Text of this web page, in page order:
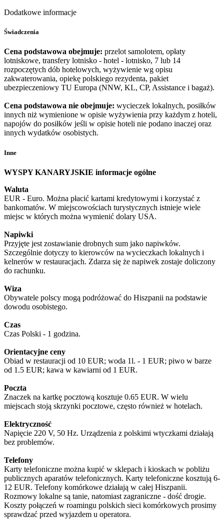
Dodatkowe informacje
Świadczenia
Cena podstawowa obejmuje: przelot samolotem, opłaty
lotniskowe, transfery lotnisko - hotel - lotnisko, 7 lub 14
rozpoczętych dób hotelowych, wyżywienie wg opisu
zakwaterowania, opiekę polskiego rezydenta, pakiet
ubezpieczeniowy TU Europa (NNW, KL, CP, Assistance i bagaż).
Cena podstawowa nie obejmuje: wycieczek lokalnych, posiłków
innych niż wymienione w opisie wyżywienia przy każdym z hoteli,
napojów do posiłków jeśli w opisie hoteli nie podano inaczej oraz
innych wydatków osobistych.
Inne
WYSPY KANARYJSKIE informacje ogólne
Waluta
EUR - Euro. Można płacić kartami kredytowymi i korzystać z
bankomatów. W miejscowościach turystycznych istnieje wiele
miejsc w których można wymienić dolary USA.
Napiwki
Przyjęte jest zostawianie drobnych sum jako napiwków.
Szczególnie dotyczy to kierowców na wycieczkach lokalnych i
kelnerów w restauracjach. Zdarza się że napiwek zostaje doliczony
do rachunku.
Wiza
Obywatele polscy mogą podróżować do Hiszpanii na podstawie
dowodu osobistego.
Czas
Czas Polski - 1 godzina.
Orientacyjne ceny
Obiad w restauracji od 10 EUR; woda 1l. - 1 EUR; piwo w barze
od 1.5 EUR; kawa w kawiarni od 1 EUR.
Poczta
Znaczek na kartkę pocztową kosztuje 0.65 EUR. W wielu
miejscach stoją skrzynki pocztowe, często również w hotelach.
Elektryczność
Napięcie 220 V, 50 Hz. Urządzenia z polskimi wtyczkami działają
bez problemów.
Telefony
Karty telefoniczne można kupić w sklepach i kioskach w pobliżu
publicznych aparatów telefonicznych. Karty telefoniczne kosztują 6-
12 EUR. Telefony komórkowe działają w całej Hiszpanii.
Rozmowy lokalne są tanie, natomiast zagraniczne - dość drogie.
Koszty połączeń w roamingu polskich sieci komórkowych prosimy
sprawdzać przed wyjazdem u operatora.